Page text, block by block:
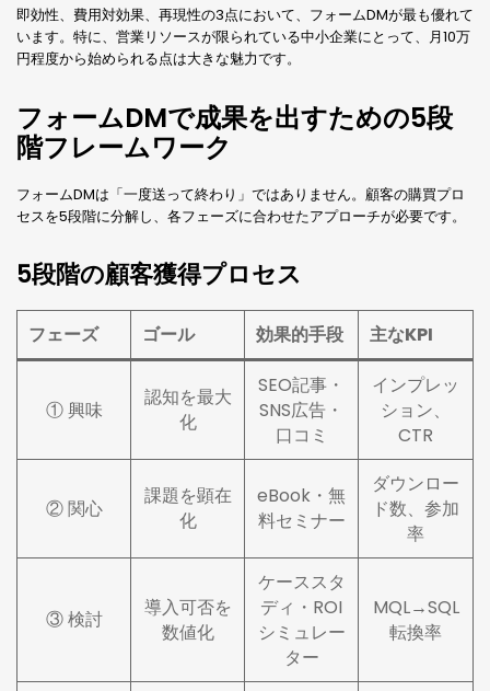
即効性、費用対効果、再現性の3点において、フォームDMが最も優れて
います。特に、営業リソースが限られている中小企業にとって、月10万
円程度から始められる点は大きな魅力です。
フォームDMで成果を出すための5段
階フレームワーク
フォームDMは「一度送って終わり」ではありません。顧客の購買プロ
セスを5段階に分解し、各フェーズに合わせたアプローチが必要です。
5段階の顧客獲得プロセス
フェーズ ゴール 効果的手段 主なKPI
① 興味
認知を最大
化
SEO記事・
SNS広告・
口コミ
インプレッ
ション、
CTR
② 関心
課題を顕在
化
eBook・無
料セミナー
ダウンロー
ド数、参加
率
③ 検討
導入可否を
数値化
ケーススタ
ディ・ROI
シミュレー
ター
MQL→SQL
転換率